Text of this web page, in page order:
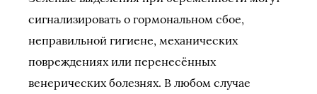
сигнализировать о гормональном сбое,
неправильной гигиене, механических
повреждениях или перенесённых
венерических болезнях. В любом случае